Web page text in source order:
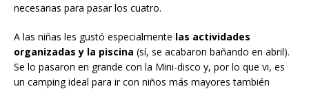
necesarias para pasar los cuatro.
A las niñas les gustó especialmente las actividades
organizadas y la piscina (sí, se acabaron bañando en abril).
Se lo pasaron en grande con la Mini-disco y, por lo que vi, es
un camping ideal para ir con niños más mayores también